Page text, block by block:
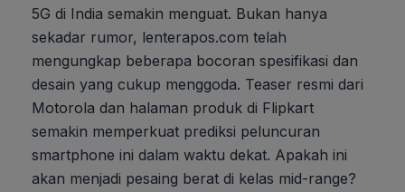
5G di India semakin menguat. Bukan hanya
sekadar rumor, lenterapos.com telah
mengungkap beberapa bocoran spesifikasi dan
desain yang cukup menggoda. Teaser resmi dari
Motorola dan halaman produk di Flipkart
semakin memperkuat prediksi peluncuran
smartphone ini dalam waktu dekat. Apakah ini
akan menjadi pesaing berat di kelas mid-range?